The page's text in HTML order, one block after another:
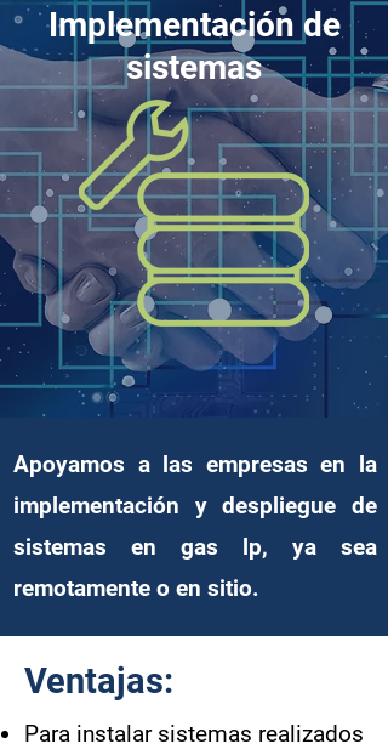
Apoyamos a las empresas en la
implementación y despliegue de
sistemas en gas lp, ya sea
remotamente o en sitio.
Implementación de
sistemas
Ventajas:
Para instalar sistemas realizados